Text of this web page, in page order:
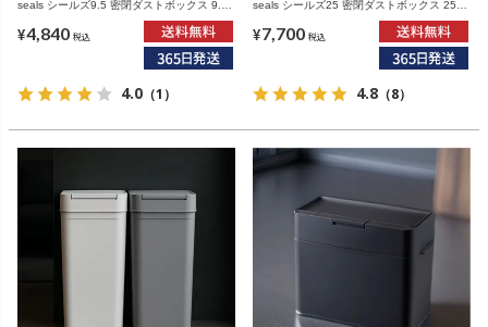
seals シールズ9.5 密閉ダストボックス 9.5L
¥4,840 税込
4.0 （1）
seals シールズ25 密閉ダストボックス 25L |
¥7,700 税込
4.8 （8）